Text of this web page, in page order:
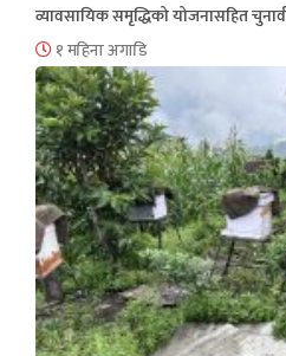
व्यावसायिक समृद्धिको योजनासहित
१ महिना अगाडि